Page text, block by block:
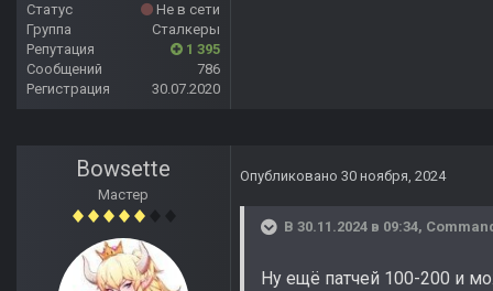
Статус
Не в сети
Группа
Сталкеры
Репутация
1 395
Сообщений
786
Регистрация
30.07.2020
Bowsette
Мастер
Опубликовано 30 ноября, 2024
В 30.11.2024 в 09:34,
Ну ещё патчей 100-200 и